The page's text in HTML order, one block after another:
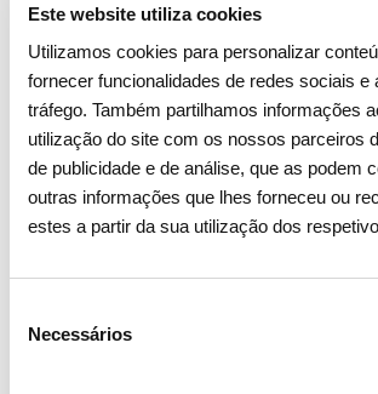
Este website utiliza cookies
Utilizamos cookies para personalizar
fornecer funcionalidades de redes sociais e
tráfego. Também partilhamos informações
utilização do site com os nossos parceiros
de publicidade e de análise, que as podem
outras informações que lhes forneceu ou
estes a partir da sua utilização dos
Necessários